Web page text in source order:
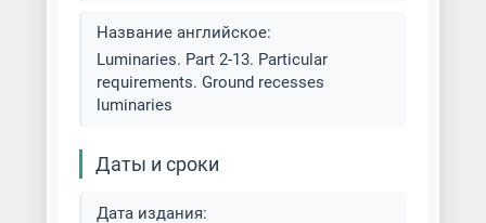
Название английское:
Luminaries. Part 2-13. Particular
requirements. Ground recesses
luminaries
Даты и сроки
Дата издания: